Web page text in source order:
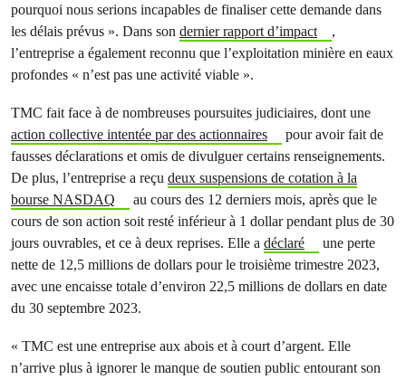
pourquoi nous serions incapables de finaliser cette demande dans
les délais prévus ». Dans son dernier rapport d’impact
,
l’entreprise a également reconnu que l’exploitation minière en eaux
profondes « n’est pas une activité viable ».
TMC fait face à de nombreuses poursuites judiciaires, dont une
action collective intentée par des actionnaires
pour avoir fait de
fausses déclarations et omis de divulguer certains renseignements.
De plus, l’entreprise a reçu deux suspensions de cotation à la
bourse NASDAQ
au cours des 12 derniers mois, après que le
cours de son action soit resté inférieur à 1 dollar pendant plus de 30
jours ouvrables, et ce à deux reprises. Elle a déclaré
une perte
nette de 12,5 millions de dollars pour le troisième trimestre 2023,
avec une encaisse totale d’environ 22,5 millions de dollars en date
du 30 septembre 2023.
« TMC est une entreprise aux abois et à court d’argent. Elle
n’arrive plus à ignorer le manque de soutien public entourant son